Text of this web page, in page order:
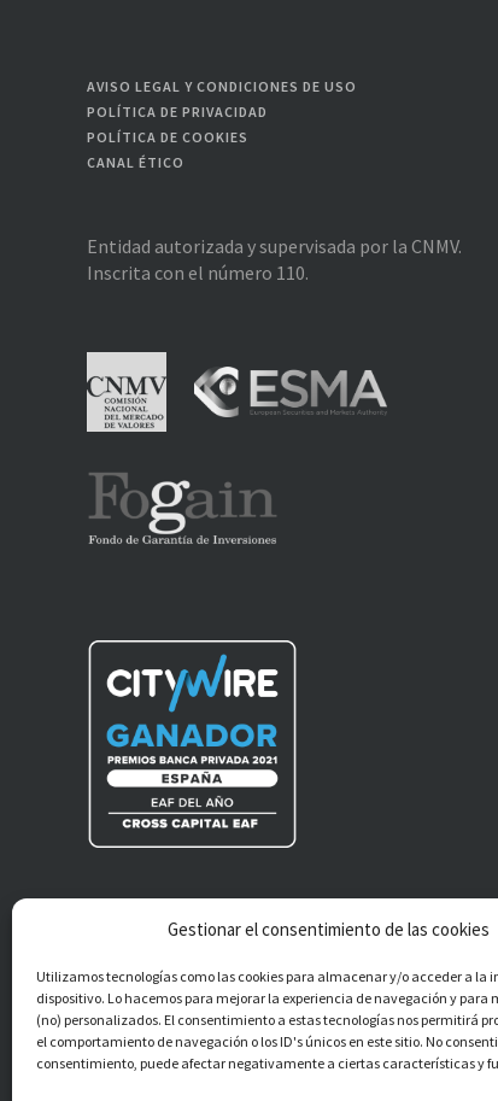
Gestionar el consentimiento de las cookies
Utilizamos tecnologías como las cookies para almacenar y/o acceder a la
dispositivo. Lo hacemos para mejorar la experiencia de navegación y para
(no) personalizados. El consentimiento a estas tecnologías nos permitirá
el comportamiento de navegación o los ID's únicos en este sitio. No
consentimiento, puede afectar negativamente a ciertas características y
AVISO LEGAL Y CONDICIONES DE USO
POLÍTICA DE PRIVACIDAD
POLÍTICA DE COOKIES
CANAL ÉTICO
Entidad autorizada y supervisada por la CNMV.
Inscrita con el número 110.
Cross Capital EAF S.L.
reservados.